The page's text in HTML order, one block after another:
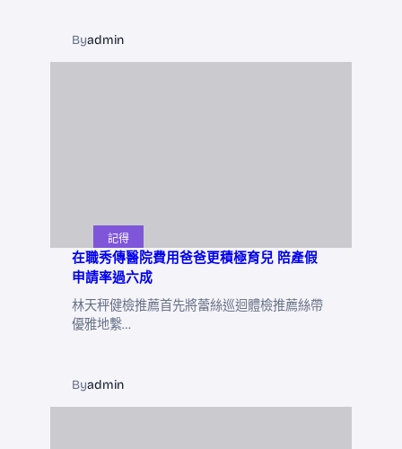
Byadmin
記得
在職秀傳醫院費用爸爸更積極育兒 陪產假
申請率過六成
林天秤健檢推薦首先將蕾絲巡迴體檢推薦絲帶
優雅地繫…
Byadmin